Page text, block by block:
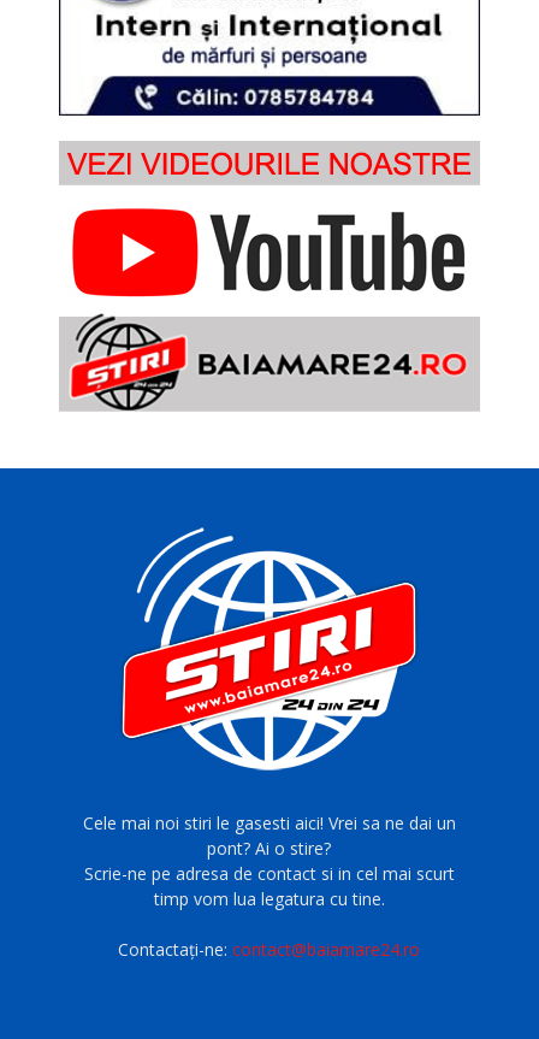
Cele mai noi stiri le gasesti aici! Vrei sa ne dai un
pont? Ai o stire?
Scrie-ne pe adresa de contact si in cel mai scurt
timp vom lua legatura cu tine.
Contactați-ne:contact@baiamare24.ro